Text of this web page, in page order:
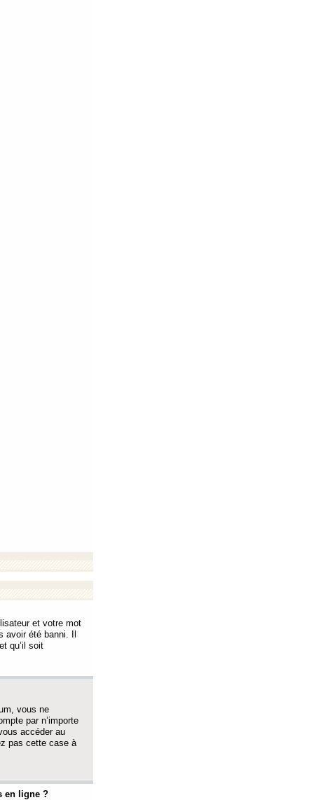
et votre mot
été banni. Il
qu’il soit
vous ne
par n’importe
accéder au
pas cette case à
en ligne ?